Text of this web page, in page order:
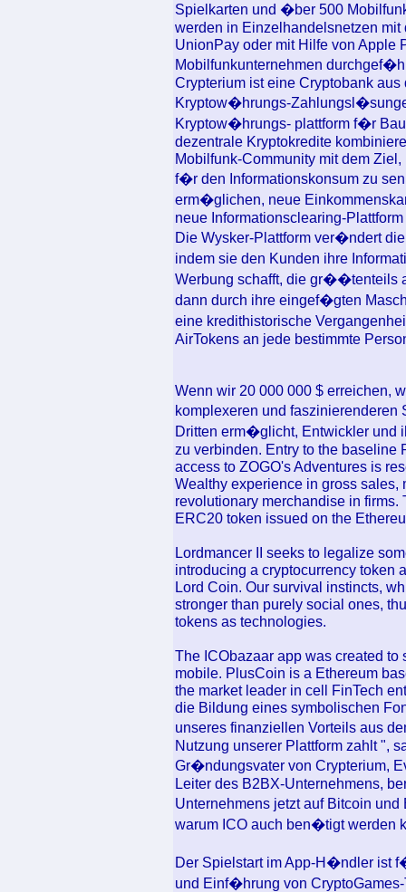
Spielkarten und �ber 500
werden in Einzelhandelsnetzen
UnionPay oder mit Hilfe von Apple
Mobilfunkunternehmen
Crypterium ist eine Cryptobank
Kryptow�hrungs-
Kryptow�hrungs- plattform f�r
dezentrale Kryptokredite
Mobilfunk-Community mit dem
f�r den Informationskonsum zu
erm�glichen, neue
neue Informationsclearing-
Die Wysker-Plattform ver�ndert
indem sie den Kunden ihre
Werbung schafft, die gr��tenteils
dann durch ihre eingef�gten
eine kredithistorische
AirTokens an jede bestimmte
Wenn wir 20 000 000 $ erreichen,
komplexeren und
Dritten erm�glicht, Entwickler und
zu verbinden. Entry to the baseline
access to ZOGO's Adventures is
Wealthy experience in gross
revolutionary merchandise in
ERC20 token issued on the
Lordmancer II seeks to legalize
introducing a cryptocurrency token
Lord Coin. Our survival instincts,
stronger than purely social ones,
tokens as technologies.
The ICObazaar app was created
mobile. PlusCoin is a Ethereum
the market leader in cell FinTech
die Bildung eines symbolischen
unseres finanziellen Vorteils aus
Nutzung unserer Plattform zahlt ",
Gr�ndungsvater von Crypterium,
Leiter des B2BX-Unternehmens,
Unternehmens jetzt auf Bitcoin
warum ICO auch ben�tigt werden
Der Spielstart im App-H�ndler ist
und Einf�hrung von